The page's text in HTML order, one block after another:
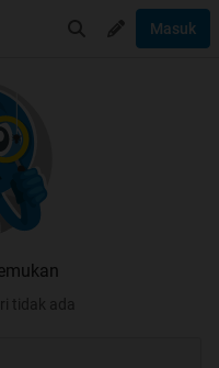
Masuk
tidak ada